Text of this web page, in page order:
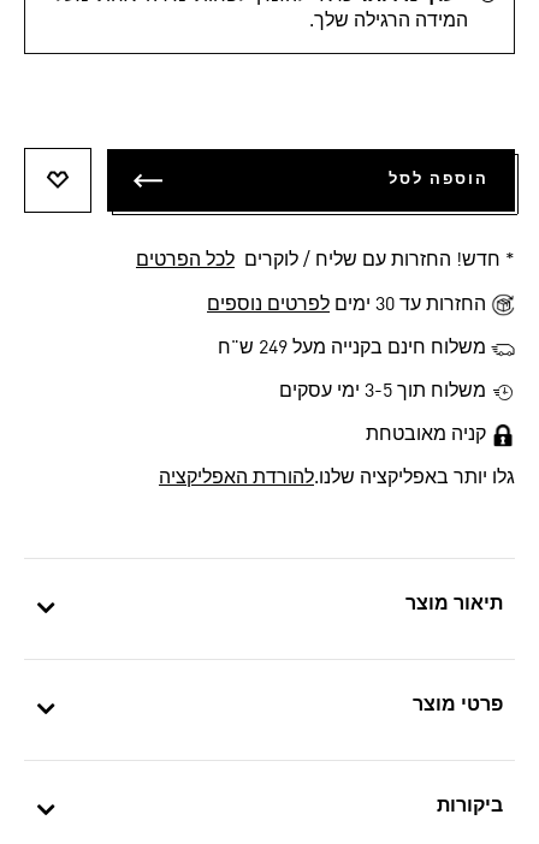
תיאור מוצר
פרטי מוצר
ביקורות
המידה הרגילה שלך.
הוספה לסל
* חדש! החזרות עם שליח / לוקרים לכל הפרטים
החזרות עד 30 ימים לפרטים נוספים
משלוח חינם בקנייה מעל 249 ש"ח
משלוח תוך 3-5 ימי עסקים
קניה מאובטחת
גלו יותר באפליקציה שלנו.להורדת האפליקציה